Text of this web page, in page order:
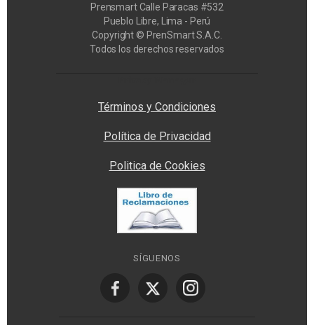
Prensmart Calle Paracas #532
Pueblo Libre, Lima - Perú
Copyright © PrenSmart S.A.C.
Todos los derechos reservados
Términos y Condiciones
Política de Privacidad
Politica de Cookies
SÍGUENOS